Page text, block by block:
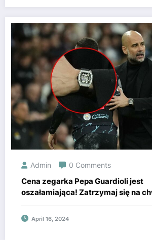
Admin 0 Comments
Cena zegarka Pepa Guardioli jest
oszałamiająca! Zatrzymaj się na
przed kliknięciem. Super Express.
April 16, 2024